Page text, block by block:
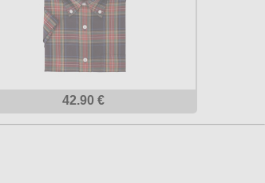
42.90 €